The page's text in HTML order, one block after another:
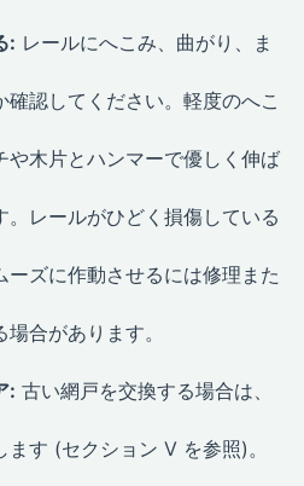
: レールにへこみ、曲がり、ま
確認してください。軽度のへこ
や木片とハンマーで優しく伸ば
。レールがひどく損傷している
ーズに作動させるには修理また
合があります。
: 古い網戸を交換する場合は、
ます (セクション V を参照)。